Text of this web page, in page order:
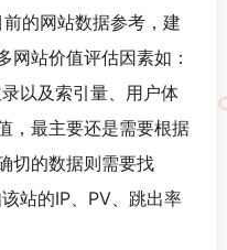
的网站数据参考，建
网站价值评估因素如：
以及索引量、用户体
，最主要还是需要根据
切的数据则需要找
站的IP、PV、跳出率